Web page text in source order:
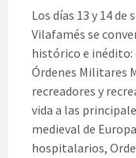
Los días 13 y 14
Vilafamés se
histórico e
Órdenes Militares
recreadores y
vida a las
medieval de
hospitalarios,